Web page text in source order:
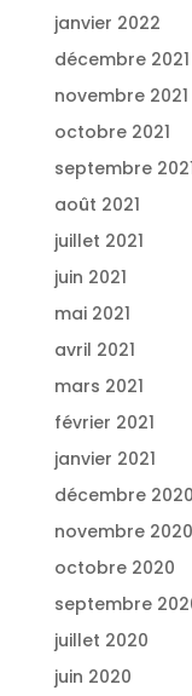
janvier 2022
décembre 2021
novembre 2021
octobre 2021
septembre
août 2021
juillet 2021
juin 2021
mai 2021
avril 2021
mars 2021
février 2021
janvier 2021
décembre 2020
novembre 2020
octobre 2020
septembre
juillet 2020
juin 2020